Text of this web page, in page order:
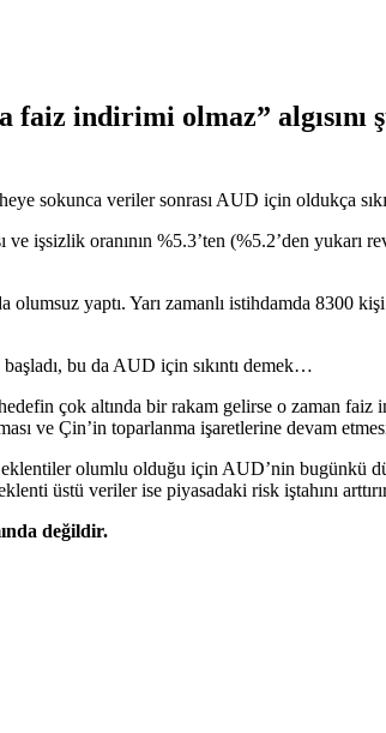
indirimi olmaz” algısını
sokunca veriler sonrası AUD için oldukça
işsizlik oranının %5.3’ten (%5.2’den yukarı
yaptı. Yarı zamanlı istihdamda 8300
bu da AUD için sıkıntı demek…
çok altında bir rakam gelirse o zaman
ve Çin’in toparlanma işaretlerine devam
olumlu olduğu için AUD’nin bugünkü
üstü veriler ise piyasadaki risk iştahını
değildir.